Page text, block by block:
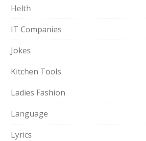
Helth
IT Companies
Jokes
Kitchen Tools
Ladies Fashion
Language
Lyrics